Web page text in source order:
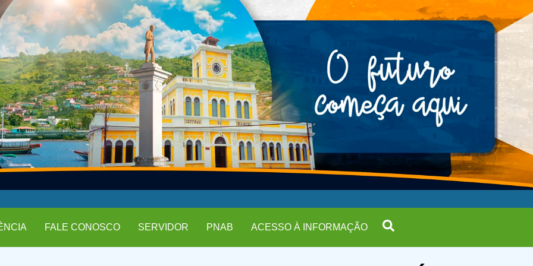
FALE CONOSCO SERVIDOR PNAB ACESSO À INFORMAÇÃO